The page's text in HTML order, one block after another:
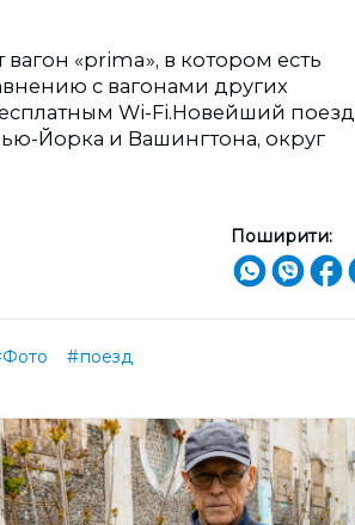
«prima», в котором есть
с вагонами других
Wi-Fi.Новейший поезд
Йорка и Вашингтона, округ
Поширити:
#поезд